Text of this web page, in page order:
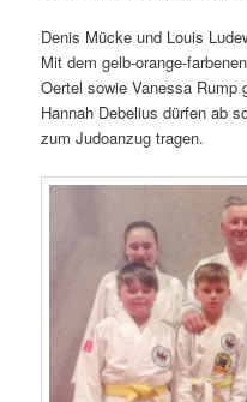
Denis Mücke und Louis
Mit dem gelb-orange-
Oertel sowie Vanessa Rump
Hannah Debelius dürfen ab
zum Judoanzug tragen.